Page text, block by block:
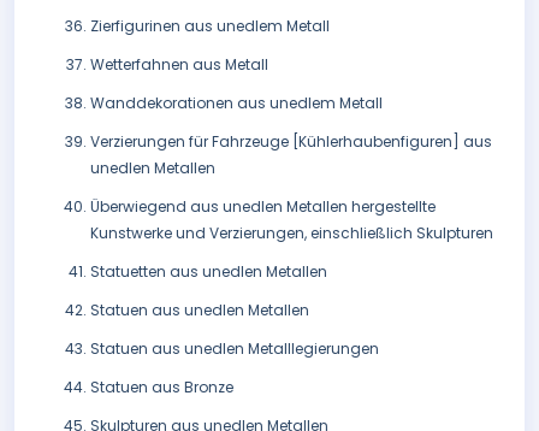
Zierfigurinen aus unedlem Metall
Wetterfahnen aus Metall
Wanddekorationen aus unedlem Metall
Verzierungen für Fahrzeuge [Kühlerhaubenfiguren] aus
unedlen Metallen
Überwiegend aus unedlen Metallen hergestellte
Kunstwerke und Verzierungen, einschließlich Skulpturen
Statuetten aus unedlen Metallen
Statuen aus unedlen Metallen
Statuen aus unedlen Metalllegierungen
Statuen aus Bronze
Skulpturen aus unedlen Metallen